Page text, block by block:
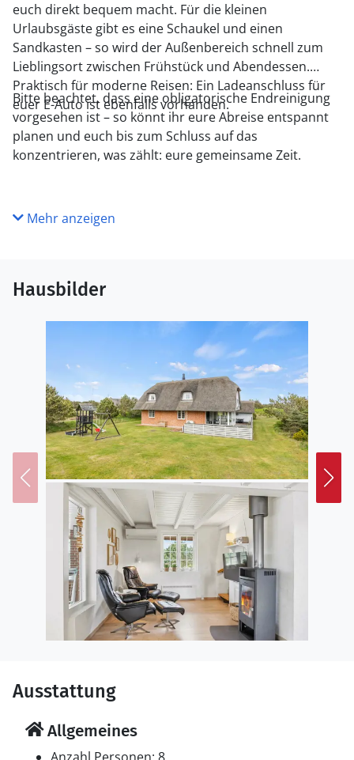
euch direkt bequem macht. Für die kleinen
Urlaubsgäste gibt es eine Schaukel und einen
Sandkasten – so wird der Außenbereich schnell zum
Lieblingsort zwischen Frühstück und Abendessen.
Praktisch für moderne Reisen: Ein Ladeanschluss für
euer E-Auto ist ebenfalls vorhanden.
Bitte beachtet, dass eine obligatorische Endreinigung
vorgesehen ist – so könnt ihr eure Abreise entspannt
planen und euch bis zum Schluss auf das
konzentrieren, was zählt: eure gemeinsame Zeit.
Mehr anzeigen
Hausbilder
Ausstattung
Allgemeines